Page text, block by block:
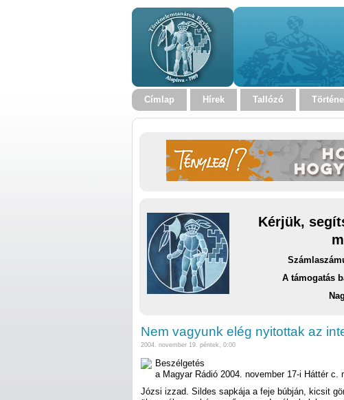
Címlap Hírek Tallózó
Kérjük,
A támogatás
Nem vagyunk elég nyitottak az
2004. november 19. péntek, 0:00
Beszélgetés
a Magyar Rádió 2004. november 17-i Háttér c.
Józsi izzad. Sildes sapkája a feje búbján, kicsit